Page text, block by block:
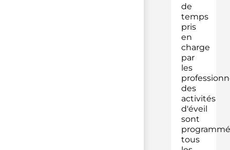
de
temps
pris
en
charge
par
les
des
activités
d'éveil
sont
tous